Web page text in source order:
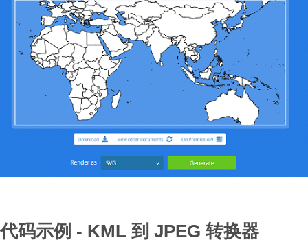
代码示例 - KML 到 JPEG 转换器